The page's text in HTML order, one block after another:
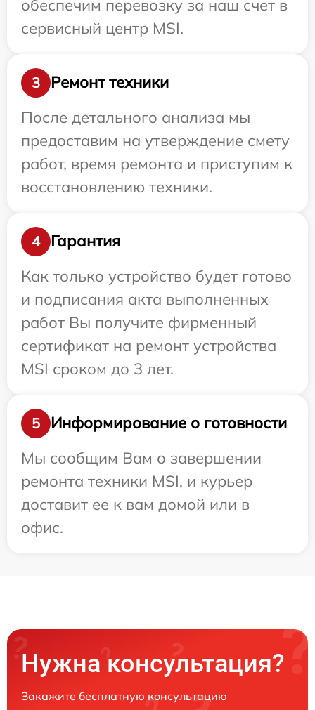
обеспечим перевозку за наш счет в
сервисный центр MSI.
3
Ремонт техники
После детального анализа мы
предоставим на утверждение смету
работ, время ремонта и приступим к
восстановлению техники.
4
Гарантия
Как только устройство будет готово
и подписания акта выполненных
работ Вы получите фирменный
сертификат на ремонт устройства
MSI сроком до 3 лет.
5
Информирование о готовности
Мы сообщим Вам о завершении
ремонта техники MSI, и курьер
доставит ее к вам домой или в
офис.
Нужна консультация?
Закажите бесплатную консультацию